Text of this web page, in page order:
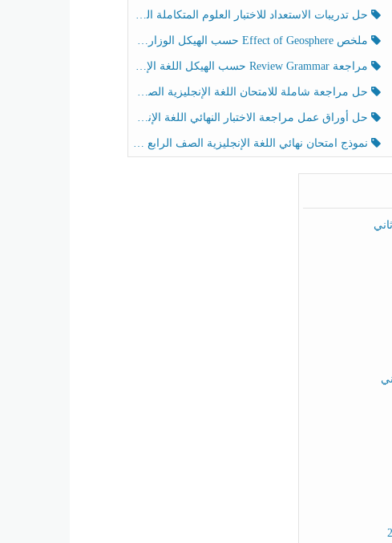
حل تدريبات الاستعداد للاختبار العلوم المتكاملة الصف الخامس عام الفصل الثالث
ملخص Effect of Geosphere حسب الهيكل الوزاري العلوم المتكاملة الصف الخامس انسبير الفصل الثالث
مراجعة Review Grammar حسب الهيكل اللغة الإنجليزية الصف الخامس الفصل الثالث
حل مراجعة شاملة للامتحان اللغة الإنجليزية الصف الخامس الفصل الثالث
حل أوراق عمل مراجعة الاختبار النهائي اللغة الإنجليزية الصف الرابع الفصل الثالث
نموذج امتحان نهائي اللغة الإنجليزية الصف الرابع الفصل الثالث